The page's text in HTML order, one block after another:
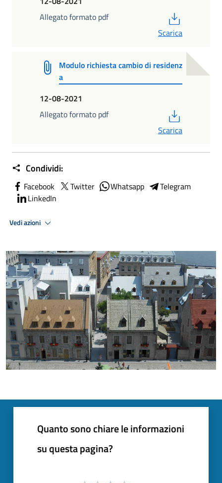
Allegato formato pdf
Scarica
Modulo richiesta cambio di residenz
a
12-08-2021
Allegato formato pdf
Scarica
Condividi:
Facebook Twitter Whatsapp
Telegram
LinkedIn
Vedi azioni
Quanto sono chiare le informazioni
su questa pagina?